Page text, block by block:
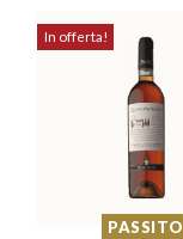
In offerta!
PASSITO